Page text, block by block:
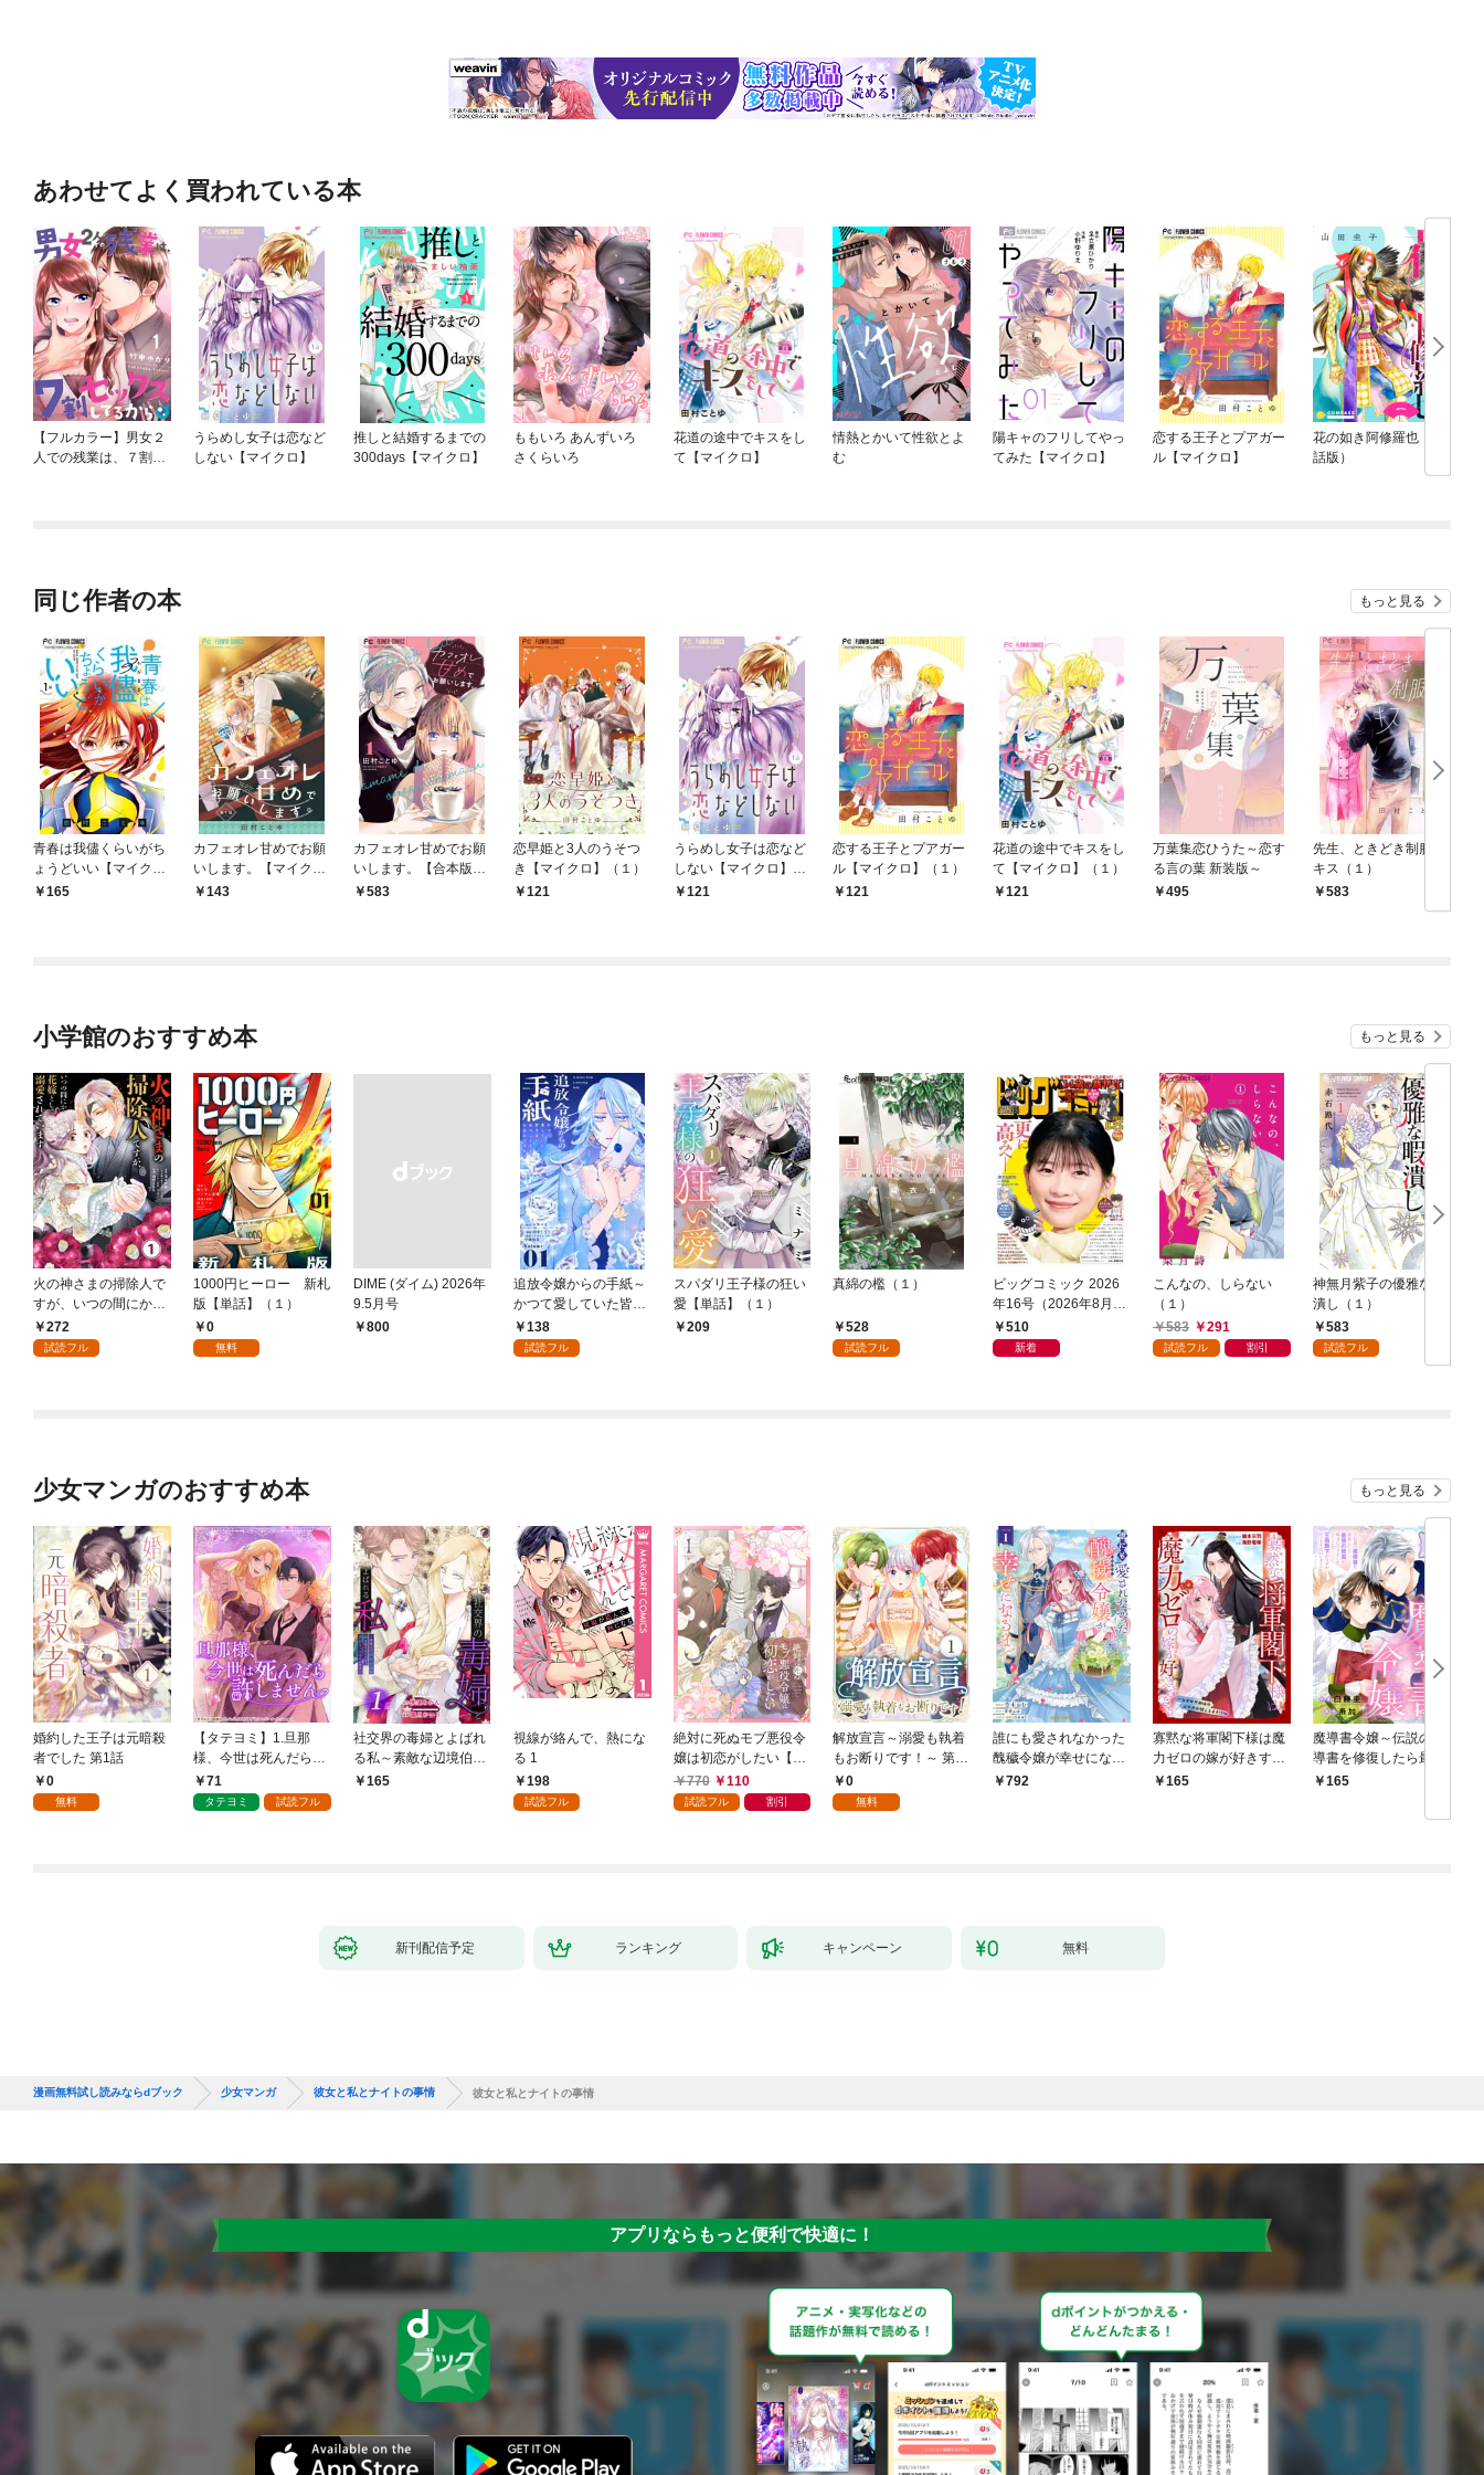
あわせてよく買われている本
【フルカラー】男女２
人での残業は、７割セ
うらめし女子は恋など
しない【マイクロ】
推しと結婚するまでの
300days【マイクロ】
ももいろ あんずいろ
さくらいろ
花道の途中でキスをし
て【マイクロ】
情熱とかいて性欲とよ
む
陽キャのフリしてやっ
てみた【マイクロ】
恋する王子とプアガー
ル【マイクロ】
花の如き阿修羅也（単
話版）
同じ作者の本 もっと見る
青春は我儘くらいがち
ょうどいい【マイク
ロ】（１）
165
カフェオレ甘めでお願
いします。【マイク
ロ】（１）
143
カフェオレ甘めでお願
いします。【合本版】
（１）
583
恋早姫と3人のうそつ
き【マイクロ】（１）
121
うらめし女子は恋など
しない【マイクロ】
（１）
121
恋する王子とプアガー
ル【マイクロ】（１）
121
花道の途中でキスをし
て【マイクロ】（１）
121
万葉集恋ひうた～恋す
る言の葉 新装版～
495
先生、ときどき制服で
キス（１）
583
小学館のおすすめ本 もっと見る
火の神さまの掃除人で
すが、いつの間にか花
嫁として溺愛されてい
ます【単話】（１）
272
試読フル
1000円ヒーロー 新札
版【単話】（１）
0
無料
DIME (ダイム) 2026年
9.5月号
￥800
追放令嬢からの手紙～
かつて愛していた皆さ
まへ 私のことなどお忘
れですか？～【単話】
138
試読フル
スパダリ王子様の狂い
愛【単話】（１）
209
真綿の檻（１）
528
試読フル
ビッグコミック 2026
年16号（2026年8月7
日発売）
510
新着
こんなの、しらない
（１）
583
291
試読フル 割引
神無月紫子の優雅な暇
潰し（１）
583
試読フル
少女マンガのおすすめ本 もっと見る
婚約した王子は元暗殺
者でした 第1話
0
無料
【タテヨミ】1.旦那
様、今世は死んだら許
しません
71
タテヨミ 試読フル
社交界の毒婦とよばれ
る私～素敵な辺境伯令
息に腕を折られたの
165
視線が絡んで、熱にな
る 1
198
試読フル
絶対に死ぬモブ悪役令
嬢は初恋がしたい【単
行本版】 1巻
770 110
試読フル 割引
解放宣言～溺愛も執着
もお断りです！～ 第1
話0
無料
誰にも愛されなかった
醜穢令嬢が幸せになる
まで 1
792
寡黙な将軍閣下様は魔
力ゼロの嫁が好きすぎ
る～なぜか旦那様の心
165
魔導書令嬢～伝説の魔
導書を修復したら最強
の精霊が味方になりま
下がなぜかいつもそば
165
新刊配信予定 ランキング キャンペーン 無料
漫画無料試し読みならdブック 少女マンガ 彼女と私とナイトの事情 彼女と私とナイトの事情
アプリならもっと便利で快適に！